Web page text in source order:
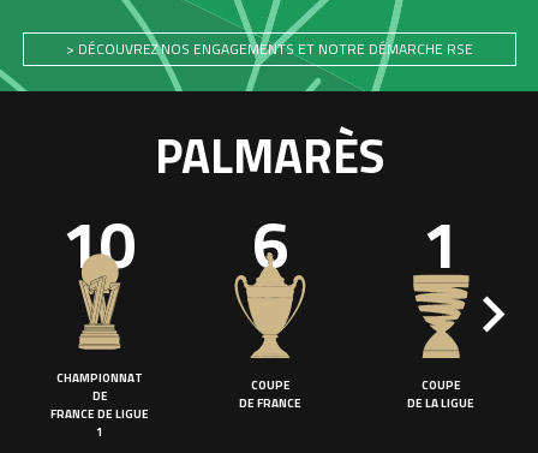
> DÉCOUVREZ NOS ENGAGEMENTS ET NOTRE DÉMARCHE RSE
PALMARÈS
10
CHAMPIONNAT
DE
FRANCE DE LIGUE
1
6
COUPE
DE FRANCE
1
COUPE
DE LA LIGUE